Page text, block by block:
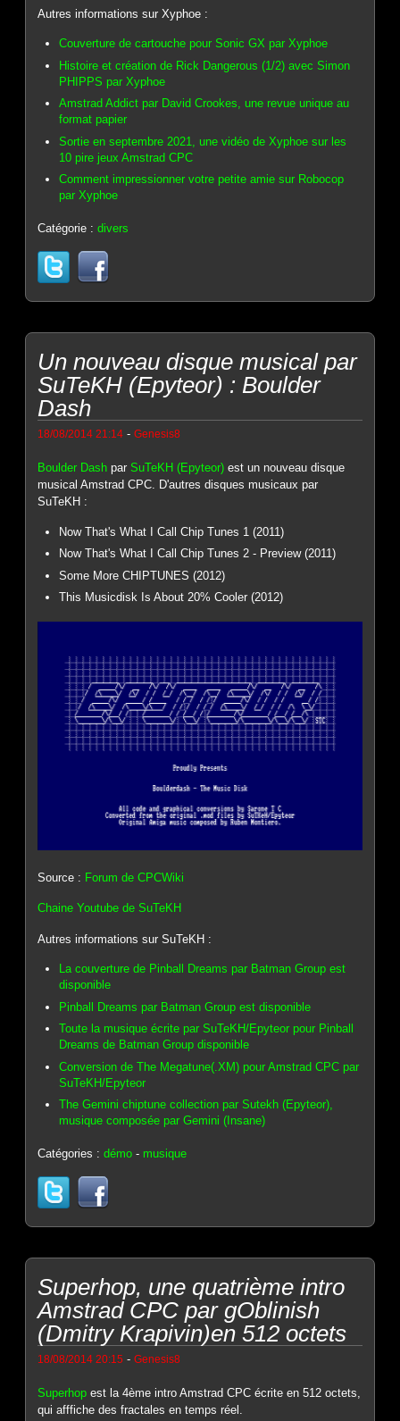
Autres informations sur Xyphoe :
Couverture de cartouche pour Sonic GX par Xyphoe
Histoire et création de Rick Dangerous (1/2) avec Simon
PHIPPS par Xyphoe
Amstrad Addict par David Crookes, une revue unique au
format papier
Sortie en septembre 2021, une vidéo de Xyphoe sur les
10 pire jeux Amstrad CPC
Comment impressionner votre petite amie sur Robocop
par Xyphoe
Catégorie :divers
Un nouveau disque musical par
SuTeKH (Epyteor) : Boulder
Dash
18/08/2014 21:14 -Genesis8
Boulder Dash parSuTeKH (Epyteor) est un nouveau disque
musical Amstrad CPC. D'autres disques musicaux par
SuTeKH :
Now That's What I Call Chip Tunes 1 (2011)
Now That's What I Call Chip Tunes 2 - Preview (2011)
Some More CHIPTUNES (2012)
This Musicdisk Is About 20% Cooler (2012)
Source : Forum de CPCWiki
Chaine Youtube de SuTeKH
Autres informations sur SuTeKH :
La couverture de Pinball Dreams par Batman Group est
disponible
Pinball Dreams par Batman Group est disponible
Toute la musique écrite par SuTeKH/Epyteor pour Pinball
Dreams de Batman Group disponible
Conversion de The Megatune(.XM) pour Amstrad CPC par
SuTeKH/Epyteor
The Gemini chiptune collection par Sutekh (Epyteor),
musique composée par Gemini (Insane)
Catégories :démo - musique
Superhop, une quatrième intro
Amstrad CPC par gOblinish
(Dmitry Krapivin)en 512 octets
18/08/2014 20:15 -Genesis8
Superhop est la 4ème intro Amstrad CPC écrite en 512 octets,
qui afffiche des fractales en temps réel.